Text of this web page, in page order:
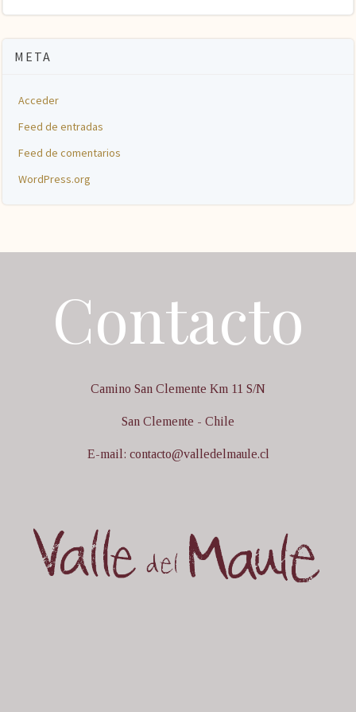
META
Acceder
Feed de entradas
Feed de comentarios
WordPress.org
Contacto
Camino San Clemente Km 11 S/N
San Clemente - Chile
E-mail: contacto@valledelmaule.cl